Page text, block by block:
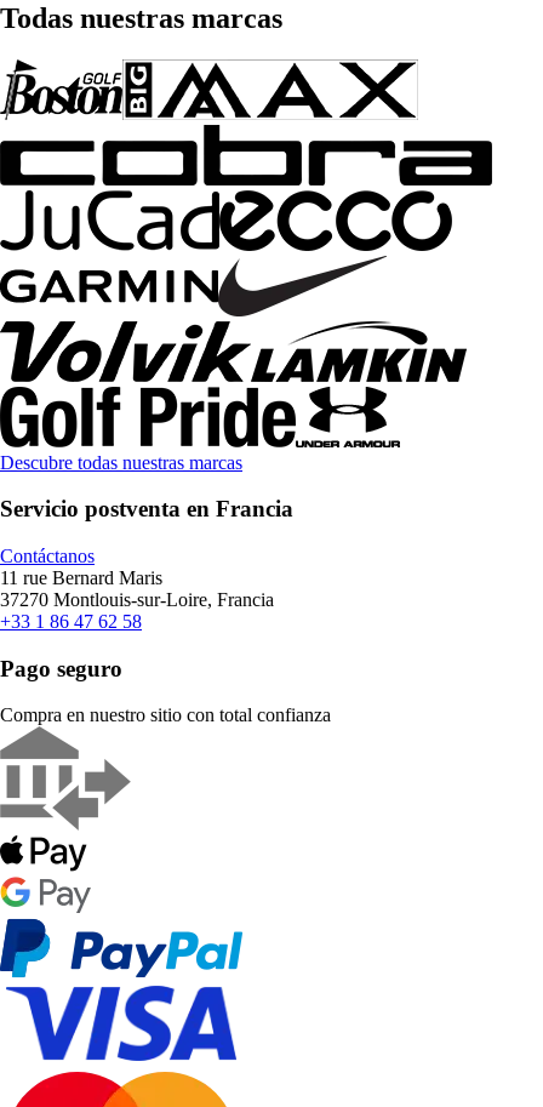
Todas nuestras marcas
Descubre todas nuestras marcas
Servicio postventa en Francia
Contáctanos
11 rue Bernard Maris
37270 Montlouis-sur-Loire, Francia
+33 1 86 47 62 58
Pago seguro
Compra en nuestro sitio con total confianza